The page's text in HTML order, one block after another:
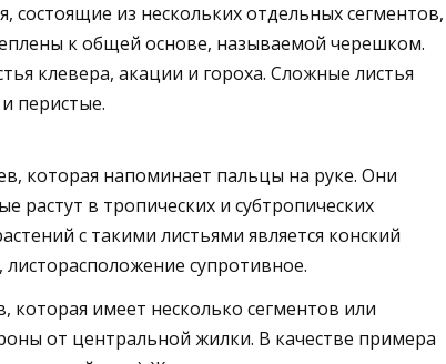
состоящие из нескольких отдельных сегментов,
к общей основе, называемой черешком.
клевера, акации и гороха. Сложные листья
перистые.
которая напоминает пальцы на руке. Они
растут в тропических и субтропических
с такими листьями является конский
супротивное.
которая имеет несколько сегментов или
от центральной жилки. В качестве примера